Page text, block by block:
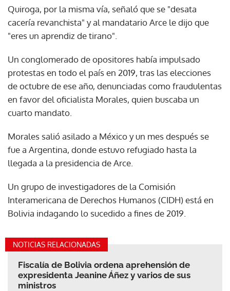
Quiroga, por la misma vía, señaló que se "desata
cacería revanchista" y al mandatario Arce le dijo que
"eres un aprendiz de tirano".
Un conglomerado de opositores había impulsado
protestas en todo el país en 2019, tras las elecciones
de octubre de ese año, denunciadas como fraudulentas
en favor del oficialista Morales, quien buscaba un
cuarto mandato.
Morales salió asilado a México y un mes después se
fue a Argentina, donde estuvo refugiado hasta la
llegada a la presidencia de Arce.
Un grupo de investigadores de la Comisión
Interamericana de Derechos Humanos (CIDH) está en
Bolivia indagando lo sucedido a fines de 2019.
NOTICIAS RELACIONADAS
Fiscalía de Bolivia ordena aprehensión de
expresidenta Jeanine Áñez y varios de sus
ministros